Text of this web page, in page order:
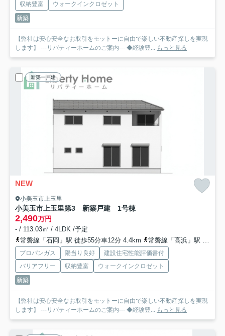
収納豊富
ウォークインクロゼット
新築
【弊社は安心安全なお取引をモットーに自由で楽しい不動産探しを実現
します】 ---リバティーホームのご案内--- ◆経験豊... もっと見る
新築一戸建
NEW
小美玉市上玉里
小美玉市上玉里第3 新築戸建 1号棟
2,490万円
- / 113.03㎡ / 4LDK /予定
常磐線「石岡」駅 徒歩55分車12分 4.4km
常磐線「高浜」駅 徒歩52分
プロパンガス 陽当り良好
建設住宅性能評価書付
バリアフリー
収納豊富
ウォークインクロゼット
新築
【弊社は安心安全なお取引をモットーに自由で楽しい不動産探しを実現
します】 ---リバティーホームのご案内--- ◆経験豊... もっと見る